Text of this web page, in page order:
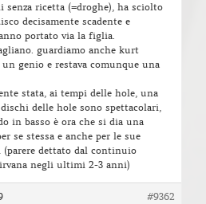
senza ricetta (=droghe), ha sciolto
decisamente scadente e
portato via la figlia.
guardiamo anche kurt
genio e restava comunque una
stata, ai tempi delle hole, una
delle hole sono spettacolari,
in basso è ora che si dia una
se stessa e anche per le sue
dettato dal continuio
negli ultimi 2-3 anni)
#9362